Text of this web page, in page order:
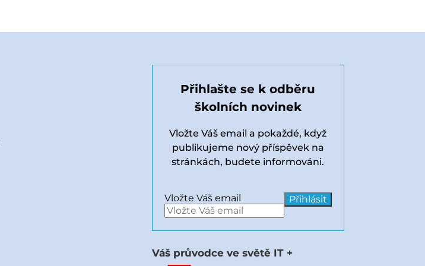
Přihlašte se k odběru
školních novinek
Vložte Váš email a pokaždé, když
publikujeme nový příspěvek na
stránkách, budete informováni.
Vložte Váš email
Váš průvodce ve světě IT +